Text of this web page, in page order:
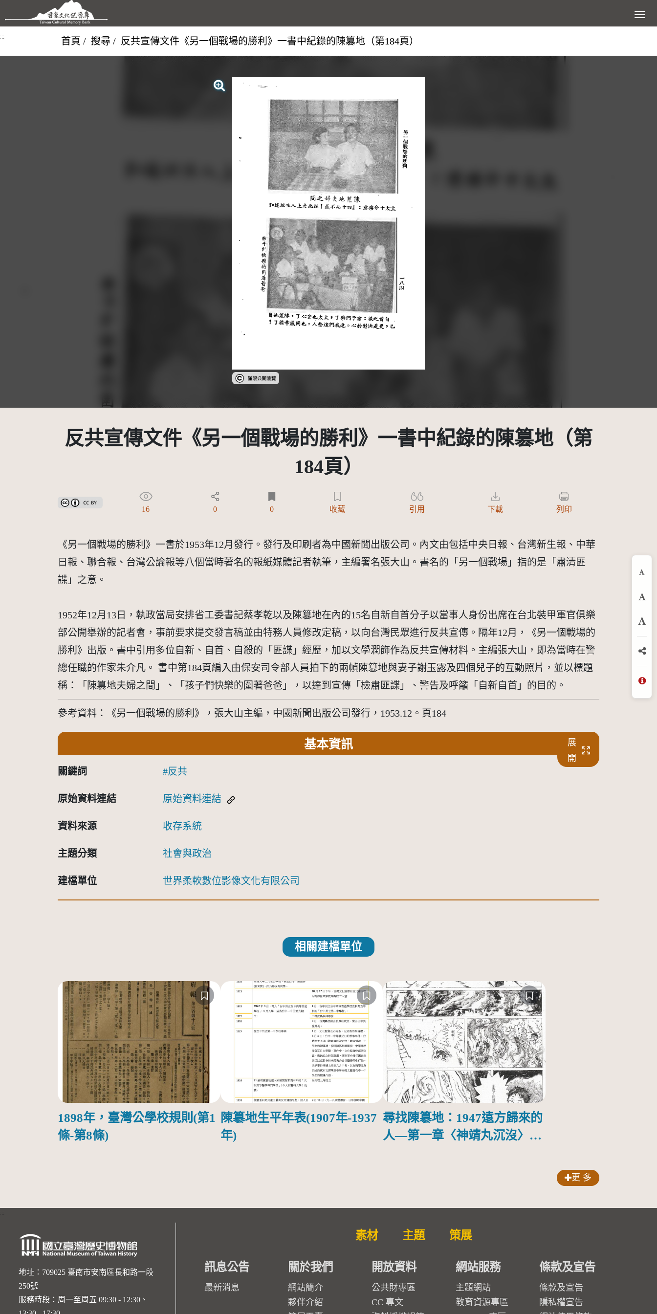
跳到主要內容區塊 展開選
::: 首頁 搜尋 反共宣傳文件《另一個戰場的勝利》一書中紀錄的陳篡地（第184頁）
受著作權法保護-僅限於本平台有限度公開瀏覽
反共宣傳文件《另一個戰場的勝利》一書中紀錄的陳篡地（第
184頁）
創用CC姓名標示 3.0 台灣及其後版本(CC BY 3.0 TW +)
16 0 0 收藏 引用 下載 列印
《另一個戰場的勝利》一書於1953年12月發行。發行及印刷者為中國新聞出版公司。內文由包括中央日報、台灣新生報、中華
日報、聯合報、台灣公論報等八個當時著名的報紙媒體記者執筆，主編署名張大山。書名的「另一個戰場」指的是「肅清匪
諜」之意。
1952年12月13日，執政當局安排省工委書記蔡孝乾以及陳篡地在內的15名自新自首分子以當事人身份出席在台北裝甲軍官俱樂
部公開舉辦的記者會，事前要求提交發言稿並由特務人員修改定稿，以向台灣民眾進行反共宣傳。隔年12月，《另一個戰場的
勝利》出版。書中引用多位自新、自首、自殺的「匪諜」經歷，加以文學潤飾作為反共宣傳材料。主編張大山，即為當時在警
總任職的作家朱介凡。 書中第184頁編入由保安司令部人員拍下的兩幀陳篡地與妻子謝玉露及四個兒子的互動照片，並以標題
稱：「陳篡地夫婦之間」、「孩子們快樂的圍著爸爸」，以達到宣傳「檢肅匪諜」、警告及呼籲「自新自首」的目的。
參考資料：《另一個戰場的勝利》，張大山主編，中國新聞出版公司發行，1953.12。頁184
基本資訊
展
開
關鍵詞 反共
原始資料連結 原始資料連結
資料來源 收存系統
主題分類 社會與政治
建檔單位 世界柔軟數位影像文化有限公司
相關建檔單位
1898年，臺灣公學校規則(第1
條-第8條)
陳簒地生平年表(1907年-1937
年)
尋找陳簒地：1947遠方歸來的
人—第一章〈神靖丸沉沒〉第
更 多
放
分
地址：709025 臺南市安南區長和路一段
250號
服務時段：周一至周五 09:30 - 12:30、
素材 主題 策展
訊息公告
最新消息
關於我們
網站簡介
夥伴介紹
開放資料
公共財專區
CC 專文
網站服務
主題網站
教育資源專區
條款及宣告
條款及宣告
隱私權宣告